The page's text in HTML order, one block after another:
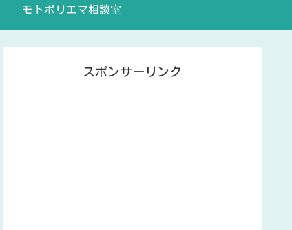
モトポリエマ相談室
スポンサーリンク